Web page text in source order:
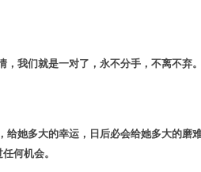
，我们就是一对了，永不分手，不离不弃
给她多大的幸运，日后必会给她多大的
何机会。